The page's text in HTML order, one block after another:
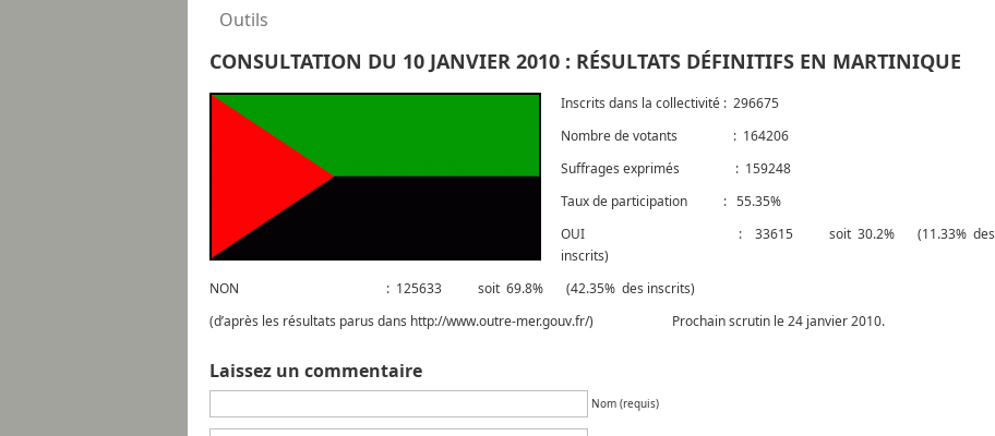
Outils
CONSULTATION DU 10 JANVIER 2010 : RÉSULTATS DÉFINITIFS EN MARTINIQUE
Inscrits dans la collectivité : 296675
Nombre de votants : 164206
Suffrages exprimés : 159248
Taux de participation : 55.35%
OUI : 33615 soit 30.2% (11.33% des
inscrits)
NON : 125633 soit 69.8% (42.35% des inscrits)
(d’après les résultats parus dans http://www.outre-mer.gouv.fr/) Prochain scrutin le 24 janvier 2010.
Laissez un commentaire
Nom (requis)